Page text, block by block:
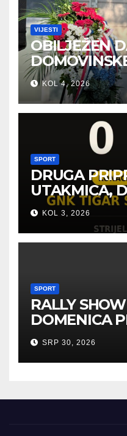
VIJESTI
OBILJEŽEN
U SVETOJ
KOL 4, 2026
SPORT
DRUGA
UTAKMICA,
POBJEDA
KOL 3, 2026
SPORT
RALLY
DOMENICA
U AUSTRIJI
SRP 30, 2026